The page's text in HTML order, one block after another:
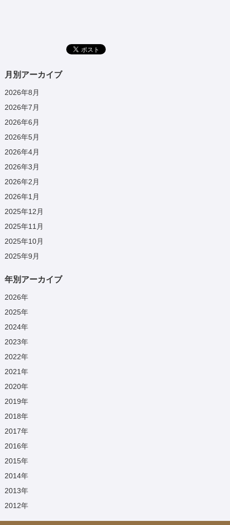
月別アーカイブ
2026年8月
2026年7月
2026年6月
2026年5月
2026年4月
2026年3月
2026年2月
2026年1月
2025年12月
2025年11月
2025年10月
2025年9月
年別アーカイブ
2026年
2025年
2024年
2023年
2022年
2021年
2020年
2019年
2018年
2017年
2016年
2015年
2014年
2013年
2012年